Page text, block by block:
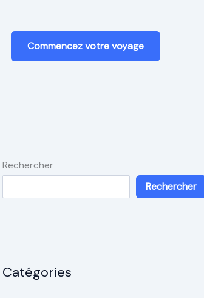
Commencez votre voyage
Rechercher
Rechercher
Catégories